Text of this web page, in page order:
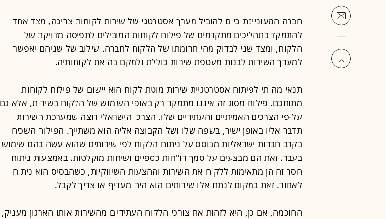
חברה המעוניינת כיום להוביל מערך אסטרטגי של שירות לקוחות צריכה, מצד אחד
להתמקד בתהליכים מתקדמים של פילוח לקוחות המובילים לתפיסה מדויקת של
הלקוח, ומצד שני לבדוק מהי תרומתו של הלקוח לחברה. שילוב של שניהם יאפשר
למערך השירות לבנות מעטפת שירות כוללת ולמקם בה את לקוחותיה.
תנאי מהותי לפיתוח אסטרטגיית שירות מוטת לקוח הוא יישום של פילוח לקוחות
מתוחכם. פילוח מסוג זה איננו מתמקד רק באופי השימוש של הלקוח בשירות, אלא גם
על-פי הצרכים האמיתיים והעתידיים שלו. הצרכן הישראלי רוצה שמערכת השירות
תדבר אליו באופן ישיר, בשפה שלו ושל הקבוצה אליה הוא משתייך. הפילוח השכיח
בקרב חברות ישראליות מבוסס על ניתוח הלקוח לפי שירותים שהוא עשה בהם שימוש
בעבר. זאת הם מבצעים על סמך דו"חות כספיים ושיחות מוקלטות. באמצעות ניתוח
חסר זה הן מתאימות ללקוח את השירות וההצעות השיווקיות, כשהבסיס הוא ניתוח
לאחור. זאת במקום לנתח אלו שירותים הוא היה מעדיף או צריך לקבל.
החוכמה, אם כן, היא לזהות את צורכי הלקוח העתידיים מהשירות אותו הארגון מעניק,